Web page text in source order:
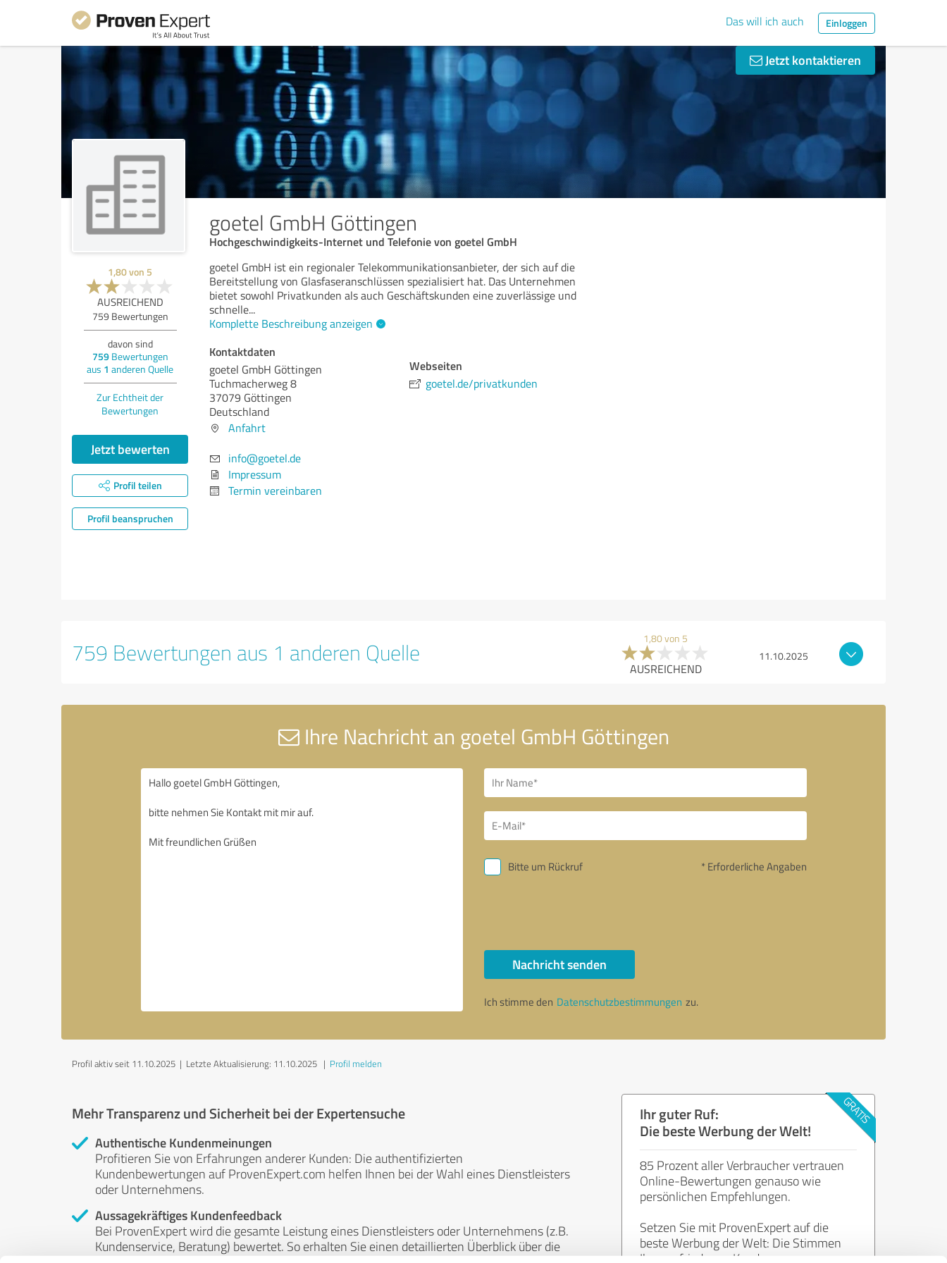
Das will ich auch Einloggen
Jetzt kontaktieren
goetel GmbH Göttingen
Hochgeschwindigkeits-Internet und Telefonie von goetel GmbH
1,80von 5
AUSREICHEND
759 Bewertungen
davon sind
759Bewertungen
aus 1 anderen Quelle
Zur Echtheit der
Bewertungen
Jetzt bewerten
Profil teilen
Profil beanspruchen
goetel GmbH ist ein regionaler Telekommunikationsanbieter, der sich auf die
Bereitstellung von Glasfaseranschlüssen spezialisiert hat. Das Unternehmen
bietet sowohl Privatkunden als auch Geschäftskunden eine zuverlässige und
schnelle...
Komplette Beschreibung anzeigen
Kontaktdaten
goetel GmbH Göttingen
Tuchmacherweg 8
37079 Göttingen
Deutschland
Anfahrt
info@goetel.de
Impressum
Termin vereinbaren
Webseiten
goetel.de/privatkunden
759 Bewertungen aus 1 anderen Quelle 1,80 von 5
AUSREICHEND
11.10.2025
Ihre Nachricht an goetel GmbH Göttingen
Bitte um Rückruf * Erforderliche Angaben
Nachricht senden
Ich stimme den Datenschutzbestimmungen zu.
Profil aktiv seit 11.10.2025 | Letzte Aktualisierung: 11.10.2025 | Profil melden
Mehr Transparenz und Sicherheit bei der Expertensuche
Authentische Kundenmeinungen
Profitieren Sie von Erfahrungen anderer Kunden: Die authentifizierten
Kundenbewertungen auf ProvenExpert.com helfen Ihnen bei der Wahl eines Dienstleisters
oder Unternehmens.
Aussagekräftiges Kundenfeedback
Bei ProvenExpert wird die gesamte Leistung eines Dienstleisters oder Unternehmens (z.B.
Kundenservice, Beratung) bewertet. So erhalten Sie einen detaillierten Überblick über die
Ihr guter Ruf:
Die beste Werbung der Welt!
85 Prozent aller Verbraucher vertrauen
Online-Bewertungen genauso wie
persönlichen Empfehlungen.
Setzen Sie mit ProvenExpert auf die
beste Werbung der Welt: Die Stimmen
Ihrer zufriedenen Kunden.